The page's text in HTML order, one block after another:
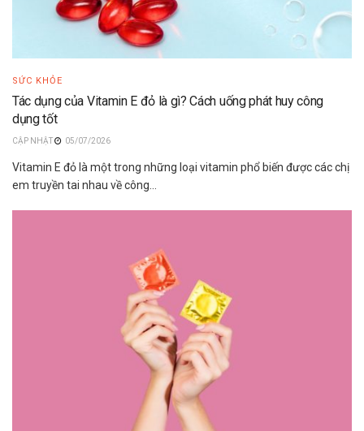
SỨC KHỎE
Tác dụng của Vitamin E đỏ là gì? Cách uống phát huy công
dụng tốt
05/07/2026
Vitamin E đỏ là một trong những loại vitamin phổ biến được các chị
em truyền tai nhau về công...